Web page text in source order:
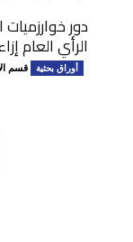
دور
الرأي العام
أوراق بحثية قسم